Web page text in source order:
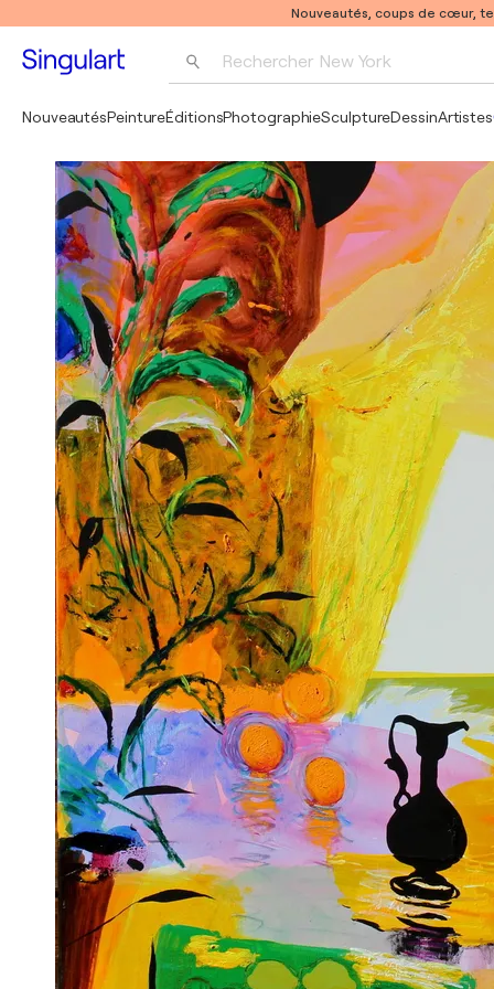
Nouveautés, coups de cœur,
Rechercher New York
Pablo Picasso
NouveautésPeintureÉditionsPhotographieSculptureDessinArtistes